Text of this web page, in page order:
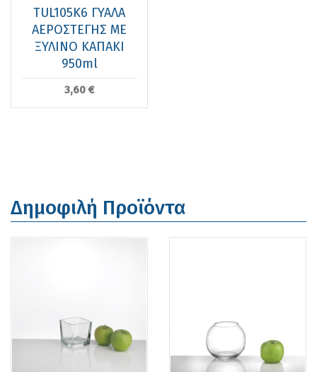
TUL105K6 ΓΥΑΛΑ
ΑΕΡΟΣΤΕΓΗΣ ΜΕ
ΞΥΛΙΝΟ ΚΑΠΑΚΙ
950ml
3,60 €
Δημοφιλή Προϊόντα